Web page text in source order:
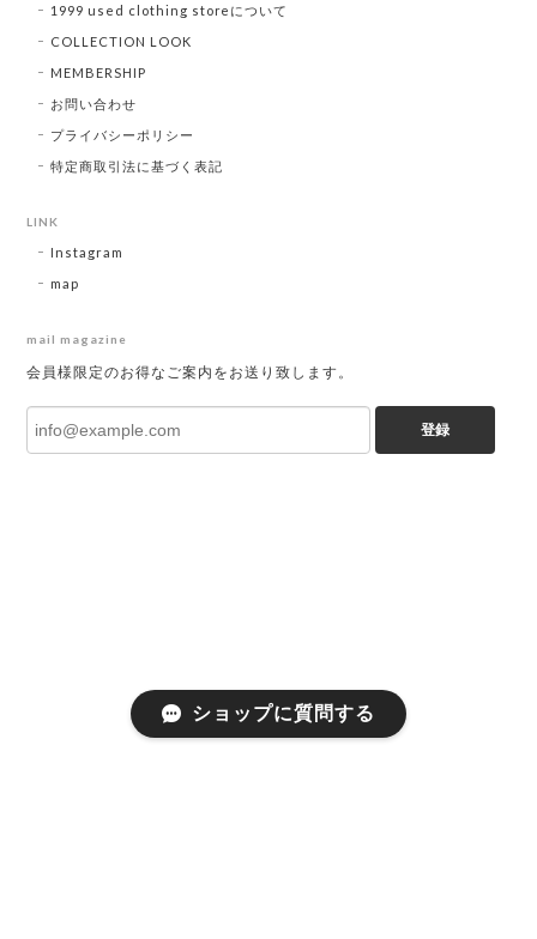
1999 used clothing storeについて
COLLECTION LOOK
MEMBERSHIP
お問い合わせ
プライバシーポリシー
特定商取引法に基づく表記
LINK
Instagram
map
mail magazine
会員様限定のお得なご案内をお送り致します。
登録
ショップに質問する